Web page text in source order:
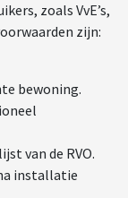
zoals VvE’s,
zijn:
bewoning.
van de RVO.
installatie